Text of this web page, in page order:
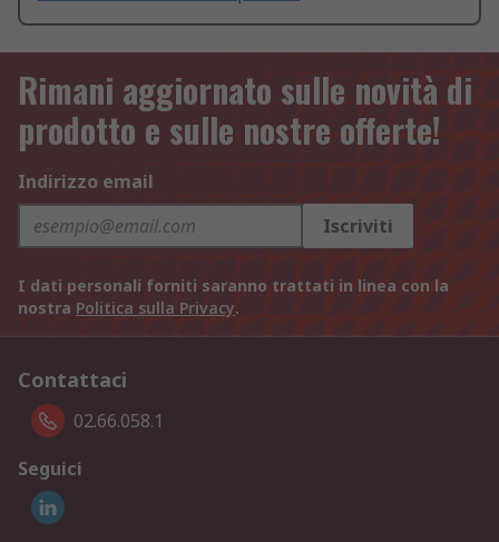
Rimani aggiornato sulle novità di
prodotto e sulle nostre offerte!
Indirizzo email
Iscriviti
I dati personali forniti saranno trattati in linea con la
nostra Politica sulla Privacy.
Contattaci
02.66.058.1
Seguici